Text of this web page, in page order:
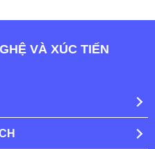
VÀ XÚC TIẾN